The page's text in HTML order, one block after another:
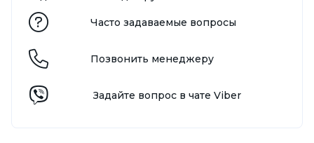
Часто задаваемые вопросы
Позвонить менеджеру
Задайте вопрос в чате Viber